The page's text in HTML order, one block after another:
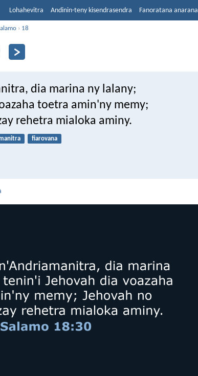
Lohahevitra Andinin-teny kisendrasendra Fanoratana anarana
› 18
dia marina ny lalany;
toetra amin'ny memy;
rehetra mialoka aminy.
fiarovana